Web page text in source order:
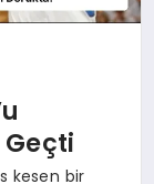
kesen bir